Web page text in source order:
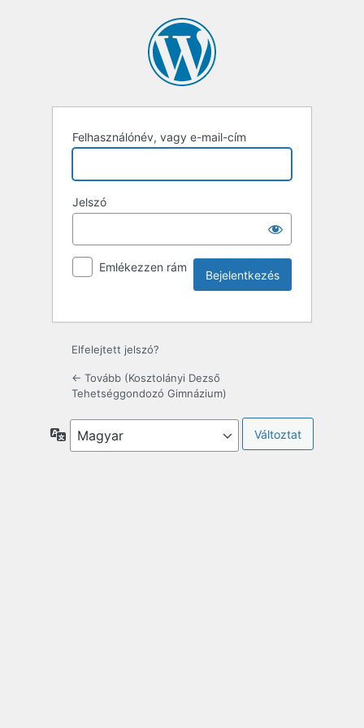
Felhasználónév, vagy e-mail-cím
Jelszó
Emlékezzen rám
Elfelejtett jelszó?
← Tovább (Kosztolányi Dezső
Tehetséggondozó Gimnázium)
Nyelv